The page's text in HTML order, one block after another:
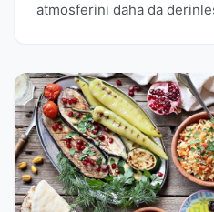
atmosferini daha da